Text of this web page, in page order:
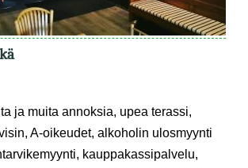
ja muita annoksia, upea terassi,
A-oikeudet, alkoholin ulosmyynti
kauppakassipalvelu,